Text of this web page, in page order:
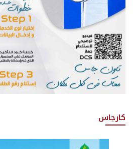
كارجاس